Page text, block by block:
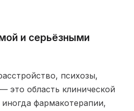
и серьёзными
психозы,
это область клинической
фармакотерапии,